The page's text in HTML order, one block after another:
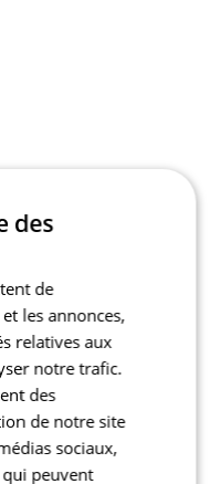
des
de
les annonces,
relatives aux
notre trafic.
des
de notre site
sociaux,
peuvent